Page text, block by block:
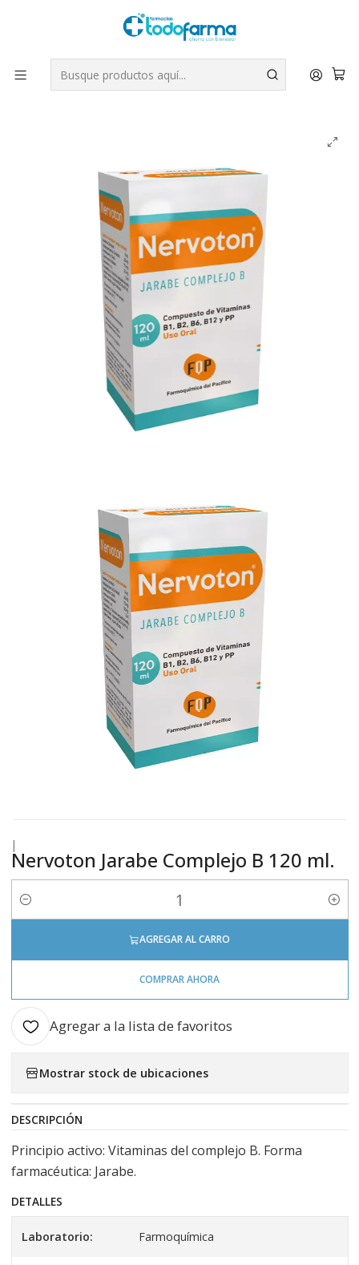
Tus compras tienen envío GRATIS por Rappi - Atención exclusiva
para Chile | WhatsApp +56
Leer más
Inicio Suplementos Nervoton Jarabe Complejo B 120 ml.
|
Nervoton Jarabe Complejo B 120 ml.
Cantidad
AGREGAR AL CARRO
COMPRAR AHORA
Agregar a la lista de favoritos
Mostrar stock de ubicaciones
DESCRIPCIÓN
Principio activo: Vitaminas del complejo B. Forma
farmacéutica: Jarabe.
DETALLES
Laboratorio: Farmoquímica